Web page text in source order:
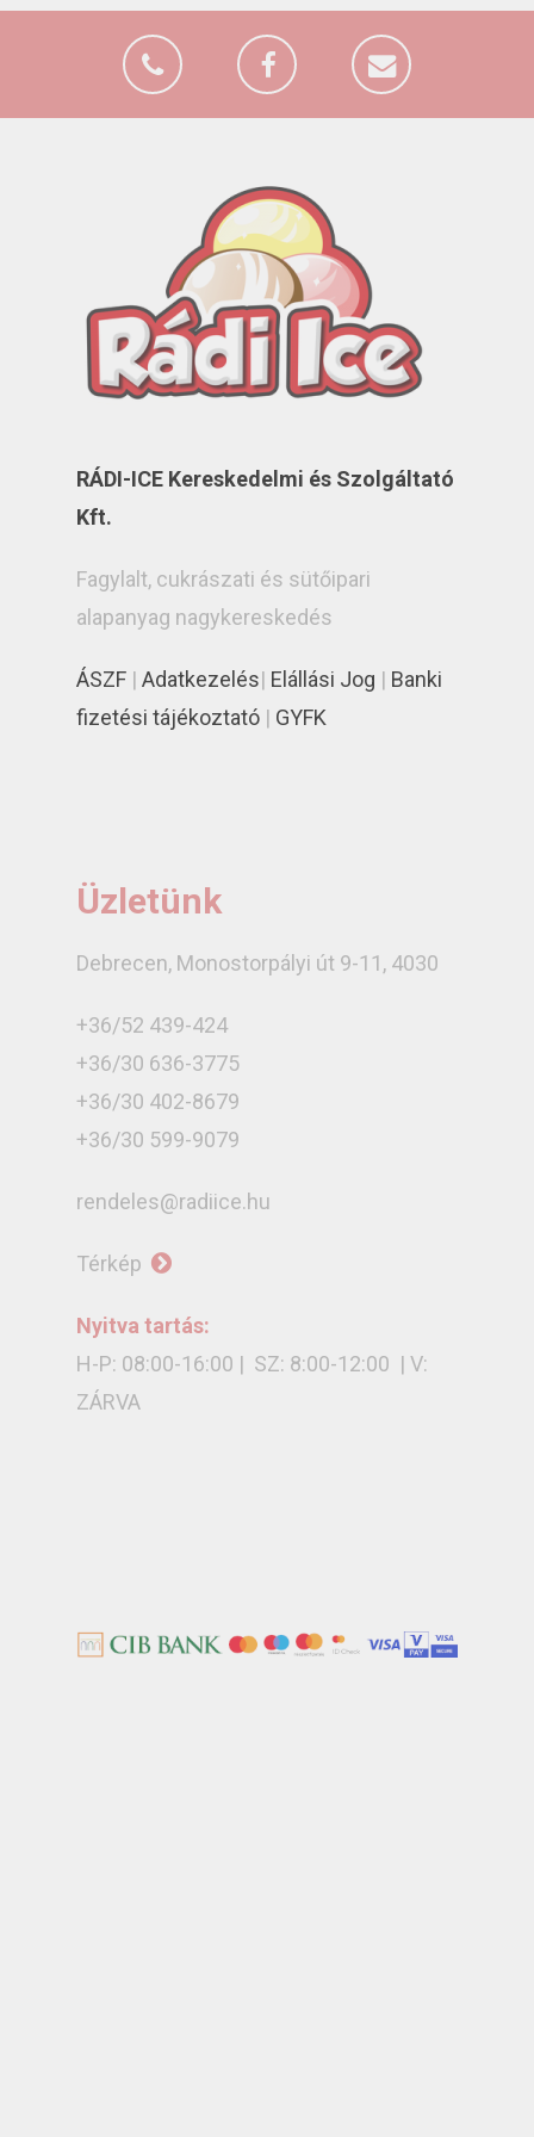
RÁDI-ICE Kereskedelmi és Szolgáltató
Kft.
Fagylalt, cukrászati és sütőipari
alapanyag nagykereskedés
ÁSZF | Adatkezelés| Elállási Jog | Banki
fizetési tájékoztató | GYFK
Üzletünk
Debrecen, Monostorpályi út 9-11, 4030
+36/52 439-424
+36/30 636-3775
+36/30 402-8679
+36/30 599-9079
rendeles@radiice.hu
Térkép
Nyitva tartás:
H-P: 08:00-16:00 | SZ: 8:00-12:00 | V:
ZÁRVA